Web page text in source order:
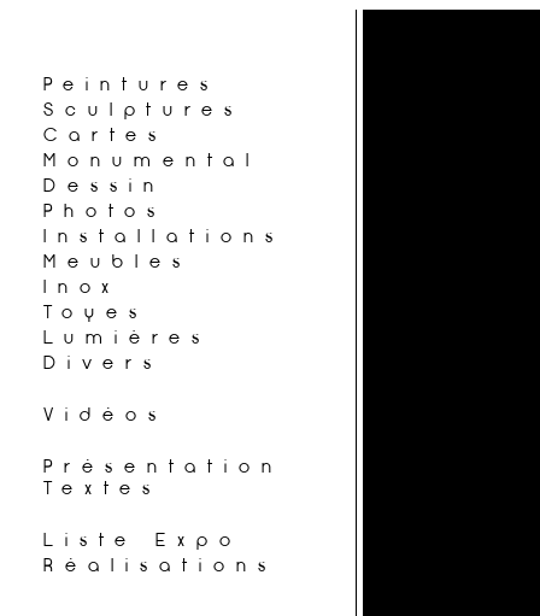
Peintures
Sculptures
Cartes
Monumental
Dessin
Photos
Installations
Meubles
Inox
Toyes
Lumières
Divers
Vidéos
Présentation
Textes
Liste Expo
Réalisations